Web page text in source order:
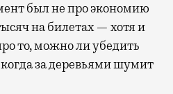
был не про экономию
на билетах — хотя и
то, можно ли убедить
когда за деревьями шумит